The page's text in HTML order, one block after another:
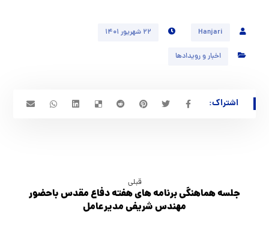
Hanjari ۲۲ شهریور ۱۴۰۱
اخبار و رویدادها
قبلی
جلسه هماهنگی برنامه های هفته دفاع مقدس باحضور
مهندس شریفی مدیرعامل